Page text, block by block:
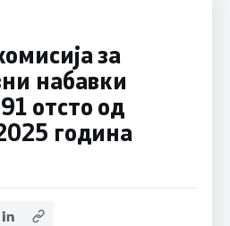
за
набавки
отсто од
година